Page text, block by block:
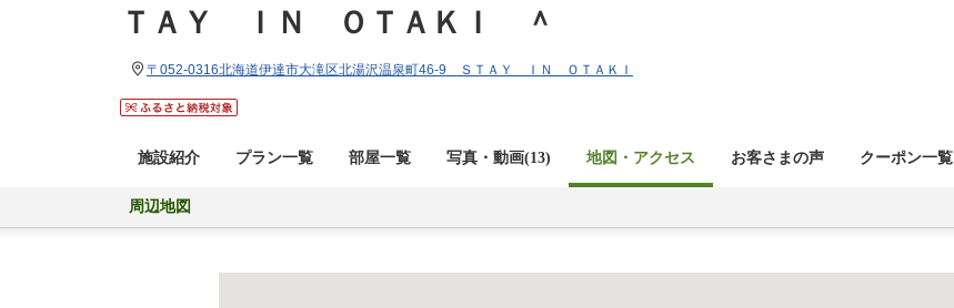
ＴＡＹ ＩＮ ＯＴＡＫＩ ＾
〒052-0316北海道伊達市大滝区北湯沢温泉町46-9 ＳＴＡＹ ＩＮ ＯＴＡＫＩ
施設紹介 プラン一覧 部屋一覧 写真・動画(13) 地図・アクセス お客さまの声 クーポン一覧
周辺地図